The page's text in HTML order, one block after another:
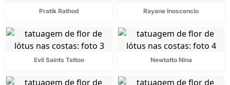
Pratik Rathod Rayane Inoscencio
Evil Saints Tattoo Newtatto Nina